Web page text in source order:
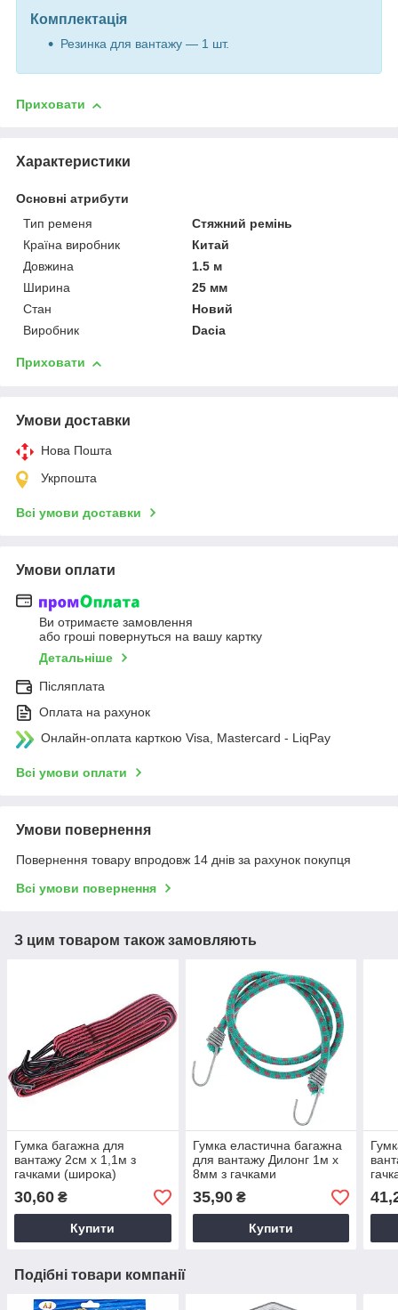
Комплектація
Резинка для вантажу — 1 шт.
Приховати
Характеристики
Основні атрибути
Тип ременя
Стяжний ремінь
Країна виробник
Китай
Довжина
1.5 м
Ширина
25 мм
Стан
Новий
Виробник
Dacia
Приховати
Умови доставки
Нова Пошта
Укрпошта
Всі умови доставки
Умови оплати
Ви отримаєте замовлення
або гроші повернуться на вашу картку
Детальніше
Післяплата
Оплата на рахунок
Онлайн-оплата карткою Visa, Mastercard - LiqPay
Всі умови оплати
Умови повернення
Повернення товару впродовж 14 днів за рахунок покупця
Всі умови повернення
З цим товаром також замовляють
Гумка багажна для
вантажу 2см х 1,1м з
гачками (широка)
30,60 ₴
Купити
Гумка еластична багажна
для вантажу Дилонг 1м х
8мм з гачками
35,90₴
Купити
Подібні товари компанії